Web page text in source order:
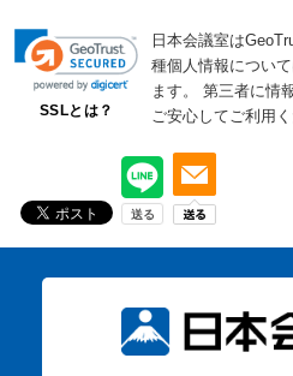
SSLとは？
日本会議室は
種個人情報につい
ます。
第三者に情
ご安心してご利用く